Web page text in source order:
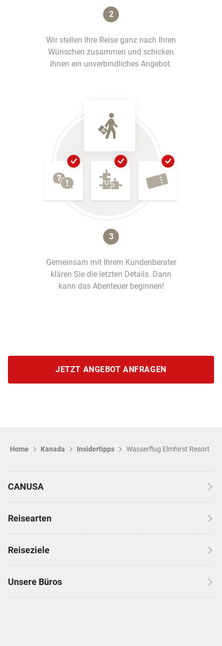
Home Kanada Insidertipps Wasserflug Elmhirst Resort
JETZT ANGEBOT ANFRAGEN
2
Wir stellen Ihre Reise ganz nach Ihren
Wünschen zusammen und schicken
Ihnen ein unverbindliches Angebot.
3
Gemeinsam mit Ihrem Kundenberater
klären Sie die letzten Details. Dann
kann das Abenteuer beginnen!
CANUSA
Erfahrungen mit CANUSA
Insidertipps
Reisearten
Skireisen
Reiseziele
Unsere Büros